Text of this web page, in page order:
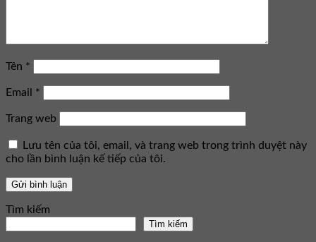
Tên *
Email *
Trang web
Lưu tên của tôi, email, và trang web trong trình duyệt này
cho lần bình luận kế tiếp của tôi.
Tìm kiếm
Tìm kiếm